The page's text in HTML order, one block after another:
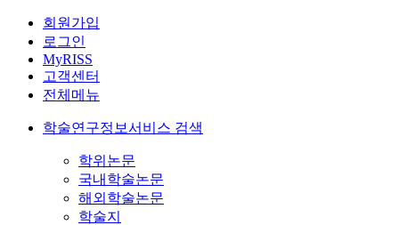
회원가입
로그인
MyRISS
고객센터
전체메뉴
학술연구정보서비스 검색
학위논문
국내학술논문
해외학술논문
학술지